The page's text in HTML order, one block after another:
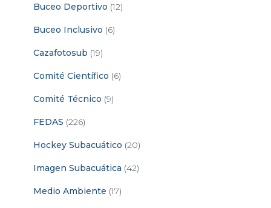
Buceo Deportivo (12)
Buceo Inclusivo (6)
Cazafotosub (19)
Comité Científico (6)
Comité Técnico (9)
FEDAS (226)
Hockey Subacuático (20)
Imagen Subacuática (42)
Medio Ambiente (17)